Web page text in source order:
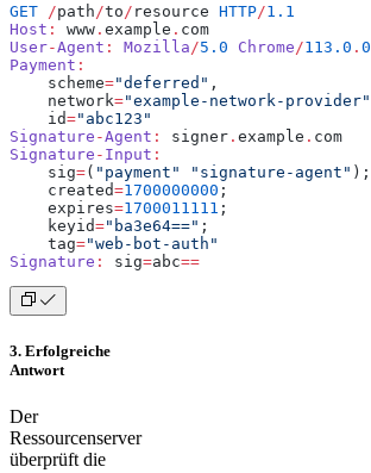
GET /path /to / resource HTTP/1.1
Host : www . example . com
User-Agent : Mozilla /5.0 Chrome /113.0 . 0
Payment :
    scheme
="deferred" ,
    network
="example-network-provider"
    id
="abc123"
Signature -Agent : signer . example . com
Signature - Input :
    sig
=( "payment" "signature-agent" );
    created
=1700000000 ;
    expires
=1700011111 ;
    keyid
="ba3e64==" ;
    tag
="web-bot-auth"
Signature : sig=abc==
3. Erfolgreiche
Antwort
Der
Ressourcenserver
überprüft die